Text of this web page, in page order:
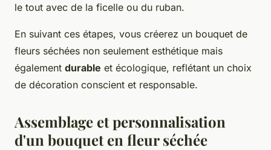
le tout avec de la ficelle ou du ruban.
En suivant ces étapes, vous créerez un bouquet de
fleurs séchées non seulement esthétique mais
également durable et écologique, reflétant un choix
de décoration conscient et responsable.
Assemblage et personnalisation
d'un bouquet en fleur séchée